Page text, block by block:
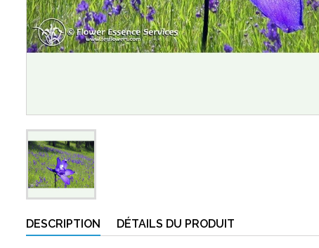
DESCRIPTION DÉTAILS DU PRODUIT